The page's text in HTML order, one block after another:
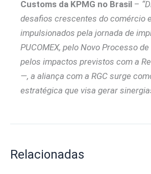
Customs da KPMG no Brasil –
desafios crescentes do comércio
impulsionados pela jornada de
PUCOMEX, pelo Novo Processo
pelos impactos previstos com a
—, a aliança com a RGC surge
estratégica que visa gerar
Relacionadas